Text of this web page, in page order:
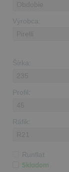
Výrobca:
Šírka:
Profil:
Ráfik:
Runflat
Skladom